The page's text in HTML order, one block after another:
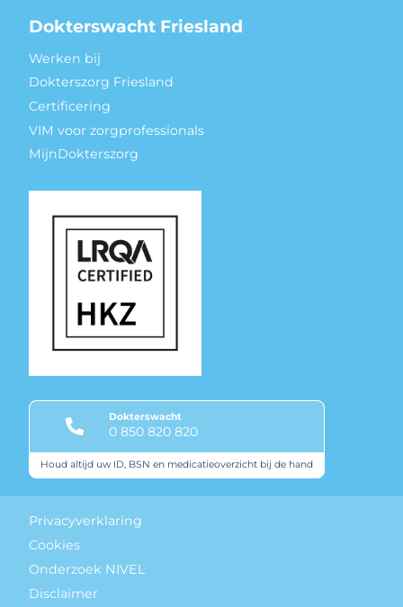
Dokterswacht Friesland
Werken bij
Dokterszorg Friesland
Certificering
VIM voor zorgprofessionals
MijnDokterszorg
Dokterswacht
0 850 820 820
Houd altijd uw ID, BSN en medicatieoverzicht bij de hand
Privacyverklaring
Cookies
Onderzoek NIVEL
Disclaimer